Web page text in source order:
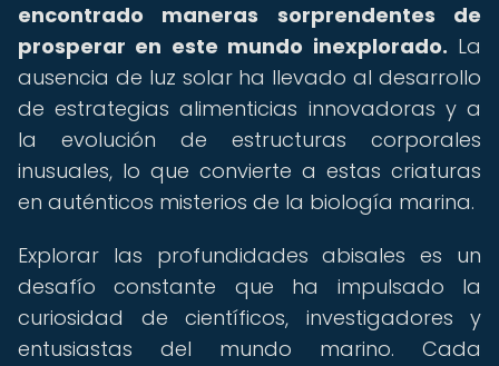
encontrado maneras sorprendentes de
prosperar en este mundo inexplorado. La
ausencia de luz solar ha llevado al desarrollo
de estrategias alimenticias innovadoras y a
la evolución de estructuras corporales
inusuales, lo que convierte a estas criaturas
en auténticos misterios de la biología marina.
Explorar las profundidades abisales es un
desafío constante que ha impulsado la
curiosidad de científicos, investigadores y
entusiastas del mundo marino. Cada